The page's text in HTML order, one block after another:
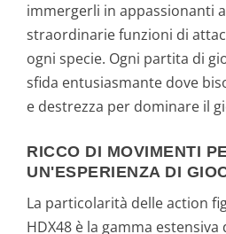
immergerli in appassionanti
straordinarie funzioni di
ogni specie. Ogni partita di
sfida entusiasmante dove
e destrezza per dominare il
RICCO DI MOVIMENTI
UN'ESPERIENZA DI
La particolarità delle action
HDX48 è la gamma